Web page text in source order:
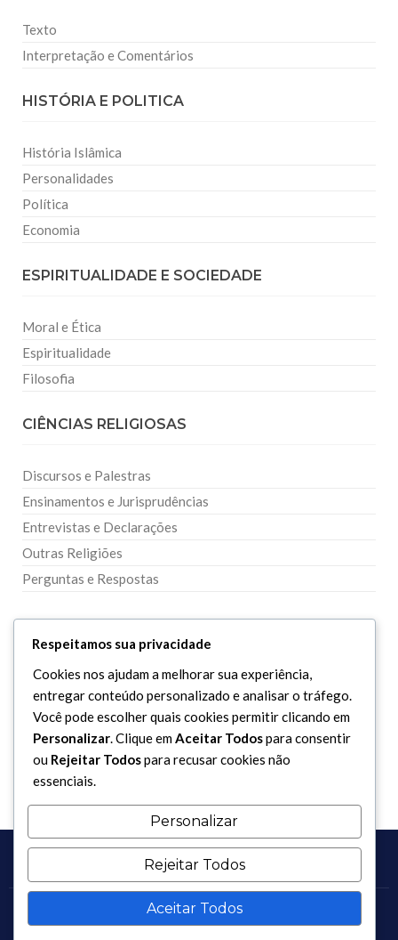
Texto
Interpretação e Comentários
HISTÓRIA E POLITICA
História Islâmica
Personalidades
Política
Economia
ESPIRITUALIDADE E SOCIEDADE
Moral e Ética
Espiritualidade
Filosofia
CIÊNCIAS RELIGIOSAS
Discursos e Palestras
Ensinamentos e Jurisprudências
Entrevistas e Declarações
Outras Religiões
Perguntas e Respostas
DIVERSOS
Curiosidades
Dicionário Islâmico
Downloads
Copyright 2017 - 2026 / Todos os direitos reservados.
Respeitamos sua privacidade
Cookies nos ajudam a melhorar sua experiência,
entregar conteúdo personalizado e analisar o tráfego.
Você pode escolher quais cookies permitir clicando em
Personalizar. Clique emAceitar Todospara consentir
ou Rejeitar Todospara recusar cookies não
essenciais.
Personalizar
Rejeitar Todos
Aceitar Todos